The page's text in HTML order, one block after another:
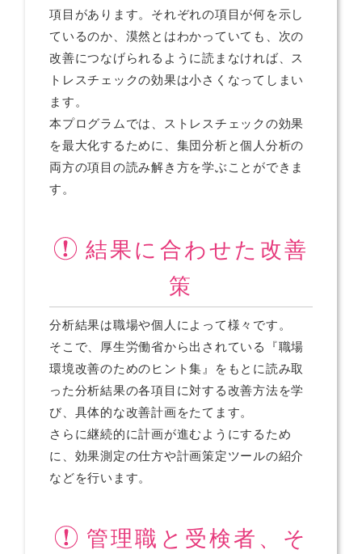
項目があります。それぞれの項目が何を示し
ているのか、漠然とはわかっていても、次の
改善につなげられるように読まなければ、ス
トレスチェックの効果は小さくなってしまい
ます。
本プログラムでは、ストレスチェックの効果
を最大化するために、集団分析と個人分析の
両方の項目の読み解き方を学ぶことができま
す。
結果に合わせた改善
策
分析結果は職場や個人によって様々です。
そこで、厚生労働省から出されている『職場
環境改善のためのヒント集』をもとに読み取
った分析結果の各項目に対する改善方法を学
び、具体的な改善計画をたてます。
さらに継続的に計画が進むようにするため
に、効果測定の仕方や計画策定ツールの紹介
などを行います。
管理職と受検者、そ